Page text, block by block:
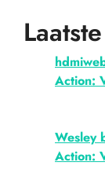
Action:
Wesley
Action: